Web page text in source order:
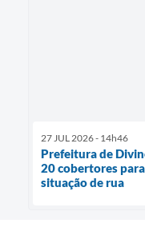
27 JUL 2026 - 14h46
Prefeitura de
20 cobertores
situação de rua